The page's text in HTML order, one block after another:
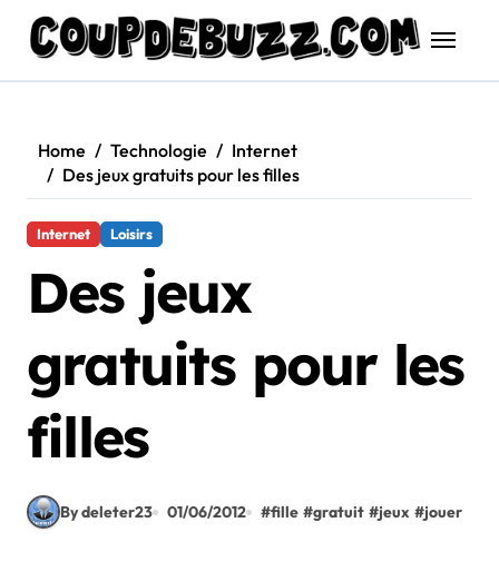
content
Home Technologie
Internet
Des jeux gratuits pour les filles
Internet Loisirs
Des jeux
gratuits pour les
filles
By deleter23 01/06/2012 #fille #gratuit #jeux #jouer